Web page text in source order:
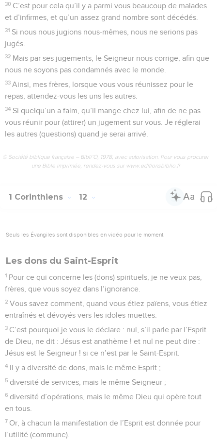
30 C’est pour cela qu’il y a parmi vous beaucoup de malades
et d’infirmes, et qu’un assez grand nombre sont décédés.
31 Si nous nous jugions nous-mêmes, nous ne serions pas
jugés.
32 Mais par ses jugements, le Seigneur nous corrige, afin que
nous ne soyons pas condamnés avec le monde.
33 Ainsi, mes frères, lorsque vous vous réunissez pour le
repas, attendez-vous les uns les autres.
34 Si quelqu’un a faim, qu’il mange chez lui, afin de ne pas
vous réunir pour (attirer) un jugement sur vous. Je réglerai
les autres (questions) quand je serai arrivé.
© Société biblique française – Bibli’O, 1978, avec autorisation. Pour vous procurer
une Bible imprimée, rendez-vous sur www.editionsbiblio.fr
1 Corinthiens 12
Seuls les Évangiles sont disponibles en vidéo pour le moment.
Les dons du Saint-Esprit
1 Pour ce qui concerne les (dons) spirituels, je ne veux pas,
frères, que vous soyez dans l’ignorance.
2 Vous savez comment, quand vous étiez païens, vous étiez
entraînés et dévoyés vers les idoles muettes.
3 C’est pourquoi je vous le déclare : nul, s’il parle par l’Esprit
de Dieu, ne dit : Jésus est anathème ! et nul ne peut dire :
Jésus est le Seigneur ! si ce n’est par le Saint-Esprit.
4 Il y a diversité de dons, mais le même Esprit ;
5 diversité de services, mais le même Seigneur ;
6 diversité d’opérations, mais le même Dieu qui opère tout
en tous.
7 Or, à chacun la manifestation de l’Esprit est donnée pour
l’utilité (commune).